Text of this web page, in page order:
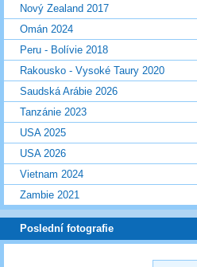
Nový Zealand 2017
Omán 2024
Peru - Bolívie 2018
Rakousko - Vysoké Taury 2020
Saudská Arábie 2026
Tanzánie 2023
USA 2025
USA 2026
Vietnam 2024
Zambie 2021
Poslední fotografie